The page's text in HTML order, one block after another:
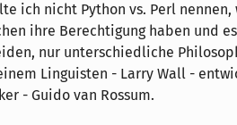
ich nicht Python vs. Perl
ihre Berechtigung haben und
nur unterschiedliche
Linguisten - Larry Wall -
- Guido van Rossum.